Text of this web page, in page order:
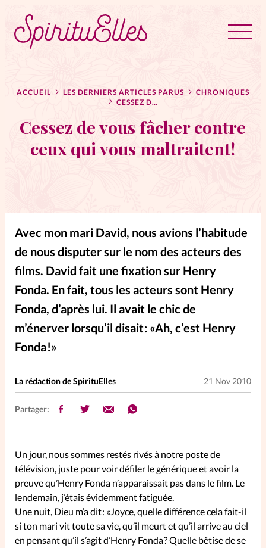
Tous les articles
Actus
Actus au féminin
Edito
Elles nous inspirent
Entre4yeux
L'anecdote
La Bible au féminin
Lifestyle
Littérature
PersonnElles
RelationnElles
Shopping Spi
Si(x) simple de...
ACCUEIL LES DERNIERS ARTICLES PARUS
CHRONIQUES
CESSEZ DE VOUS FÂCHER CONTRE CEUX QUI VOUS MALTRAITENT!
Cessez de vous fâcher contre
ceux qui vous maltraitent!
Avec mon mari David, nous avions l’habitude
de nous disputer sur le nom des acteurs des
films. David fait une fixation sur Henry
Fonda. En fait, tous les acteurs sont Henry
Fonda, d’après lui. Il avait le chic de
m’énerver lorsqu’il disait : «Ah, c’est Henry
Fonda !»
La rédaction de SpirituElles 21 Nov 2010
Partager:
Un jour, nous sommes restés rivés à notre poste de
télévision, juste pour voir défiler le générique et avoir la
preuve qu’Henry Fonda n’apparaissait pas dans le film. Le
lendemain, j’étais évidemment fatiguée.
Une nuit, Dieu m’a dit : «Joyce, quelle différence cela fait-il
si ton mari vit toute sa vie, qu’il meurt et qu’il arrive au ciel
en pensant qu’il s’agit d’Henry Fonda ? Quelle bêtise de se